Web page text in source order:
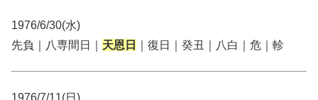
1976/6/30(水)
先負｜八専間日｜ 天恩日 ｜復日｜癸丑｜八白｜危｜軫